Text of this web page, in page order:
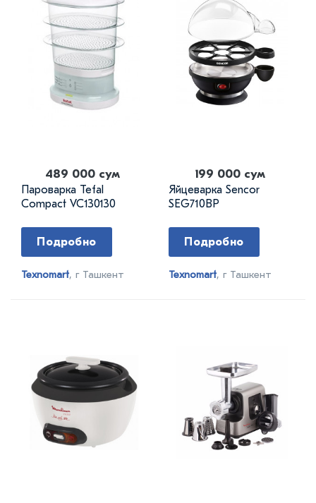
489 000 сум
Пароварка Tefal
Compact VC130130
Подробно
Texnomart, г Ташкент
199 000 сум
Яйцеварка Sencor
SEG710BP
Подробно
Texnomart, г Ташкент